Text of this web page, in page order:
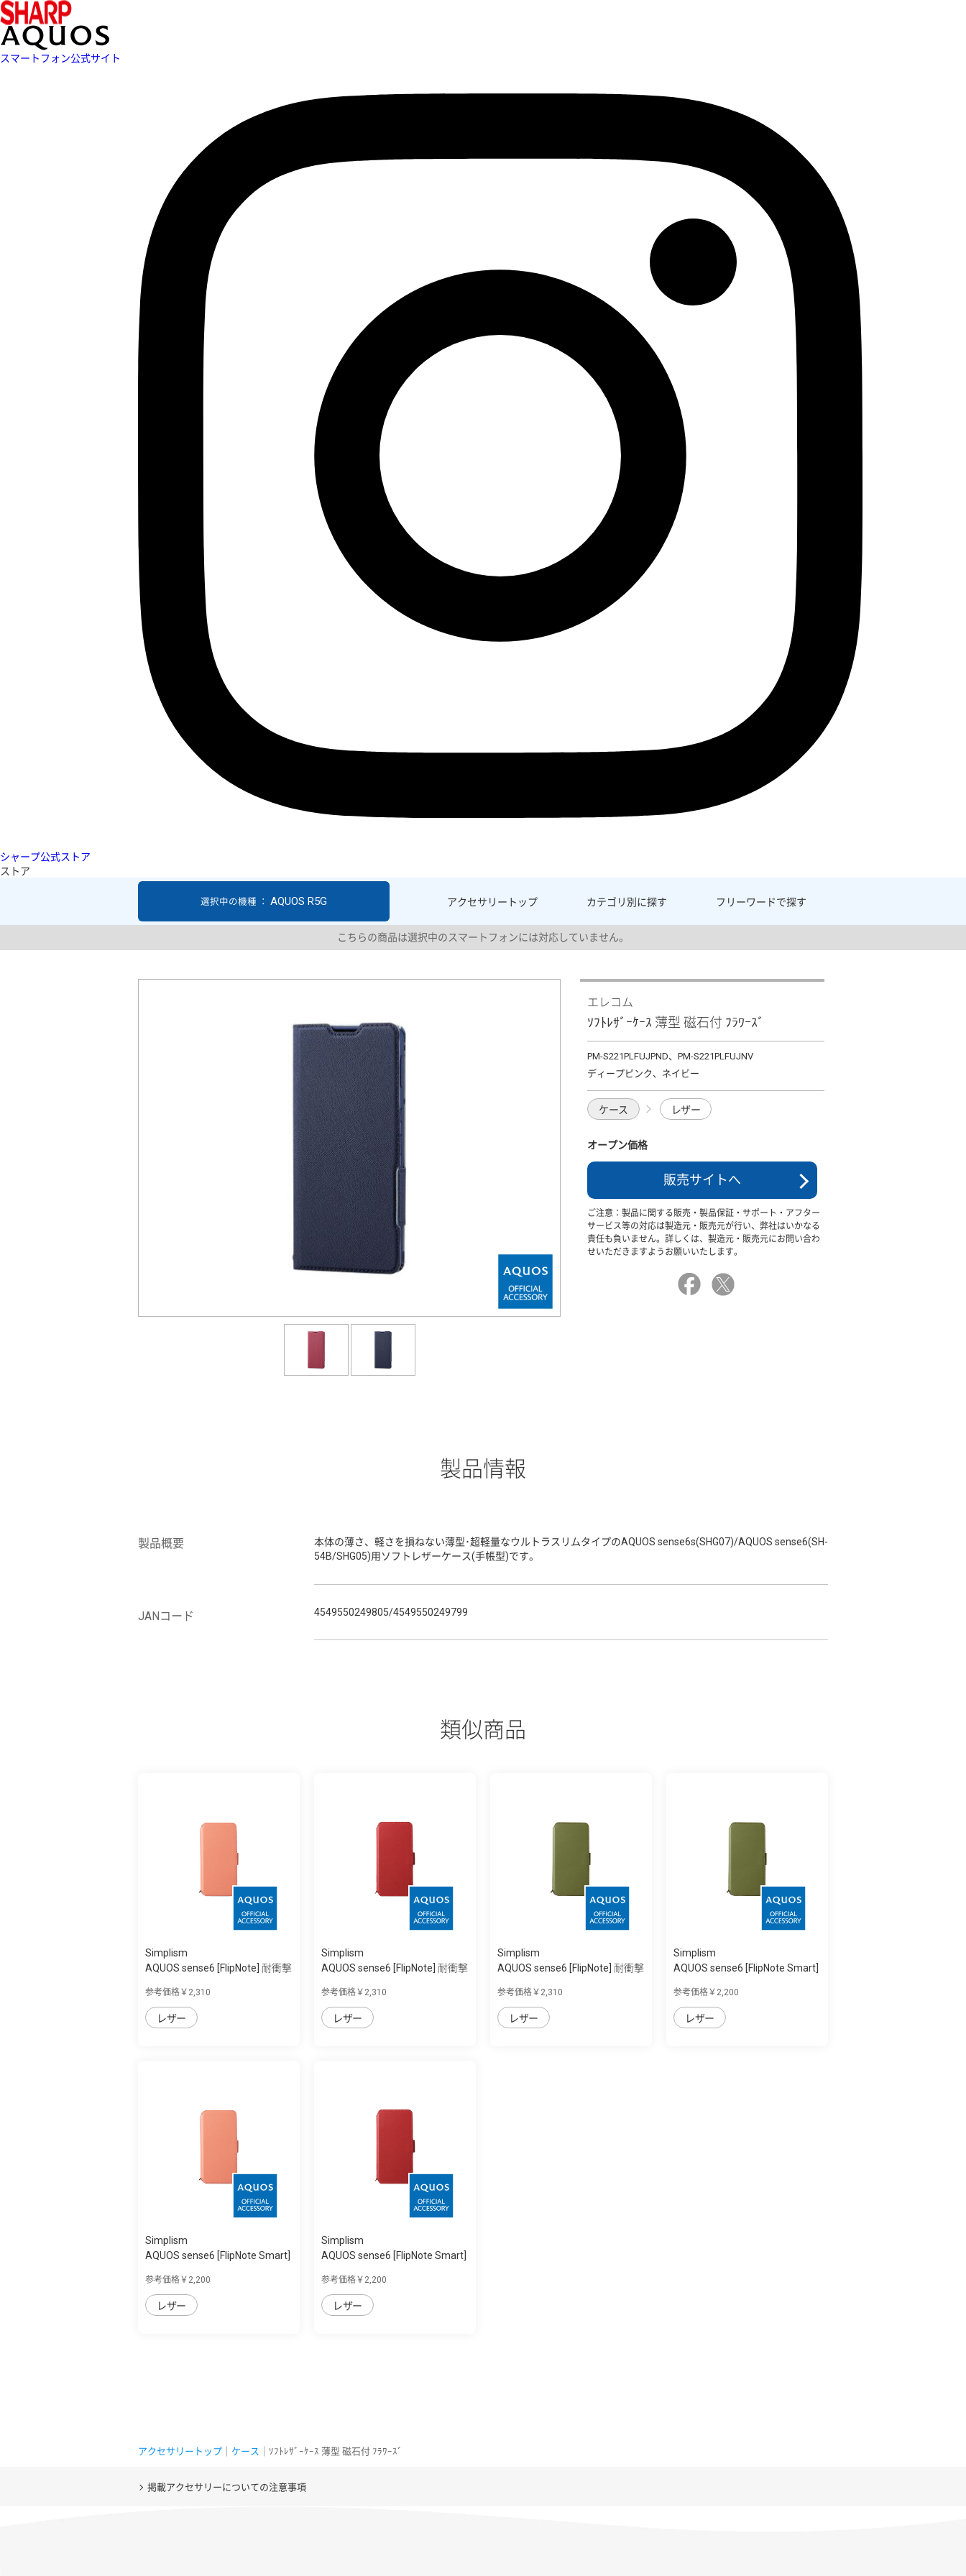
スマートフォン公式サイト
シャープ公式ストア
ストア
アクセサリー トップ カテゴリ別に探す フリーワードで探す
選択中の機種 ： AQUOS R5G
こちらの商品は選択中のスマートフォンには対応していません。
エレコム
ｿﾌﾄﾚｻﾞｰｹｰｽ 薄型 磁石付 ﾌﾗﾜｰｽﾞ
PM-S221PLFUJPND、PM-S221PLFUJNV
ディープピンク、ネイビー
ケース レザー
オープン価格
販売サイトへ
ご注意：製品に関する販売・製品保証・サポート・アフター
サービス等の対応は製造元・販売元が行い、弊社はいかなる
責任も負いません。詳しくは、製造元・販売元にお問い合わ
せいただきますようお願いいたします。
製品情報
製品概要
本体の薄さ、軽さを損ねない薄型･超軽量なウルトラスリムタイプのAQUOS sense6s(SHG07)/AQUOS sense6(SH-
54B/SHG05)用ソフトレザーケース(手帳型)です。
JANコード 4549550249805/4549550249799
類似商品
Simplism
AQUOS sense6 [FlipNote] 耐衝撃
参考価格￥2,310
レザー
Simplism
AQUOS sense6 [FlipNote] 耐衝撃
参考価格￥2,310
レザー
Simplism
AQUOS sense6 [FlipNote] 耐衝撃
参考価格￥2,310
レザー
Simplism
AQUOS sense6 [FlipNote Smart]
参考価格￥2,200
レザー
Simplism
AQUOS sense6 [FlipNote Smart]
参考価格￥2,200
レザー
Simplism
AQUOS sense6 [FlipNote Smart]
参考価格￥2,200
レザー
アクセサリートップ ケース ｜ｿﾌﾄﾚｻﾞｰｹｰｽ 薄型 磁石付 ﾌﾗﾜｰｽﾞ
掲載アクセサリーについての注意事項